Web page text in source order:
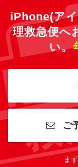
iPhone(ア
理救急便へ
い。
ご
ま